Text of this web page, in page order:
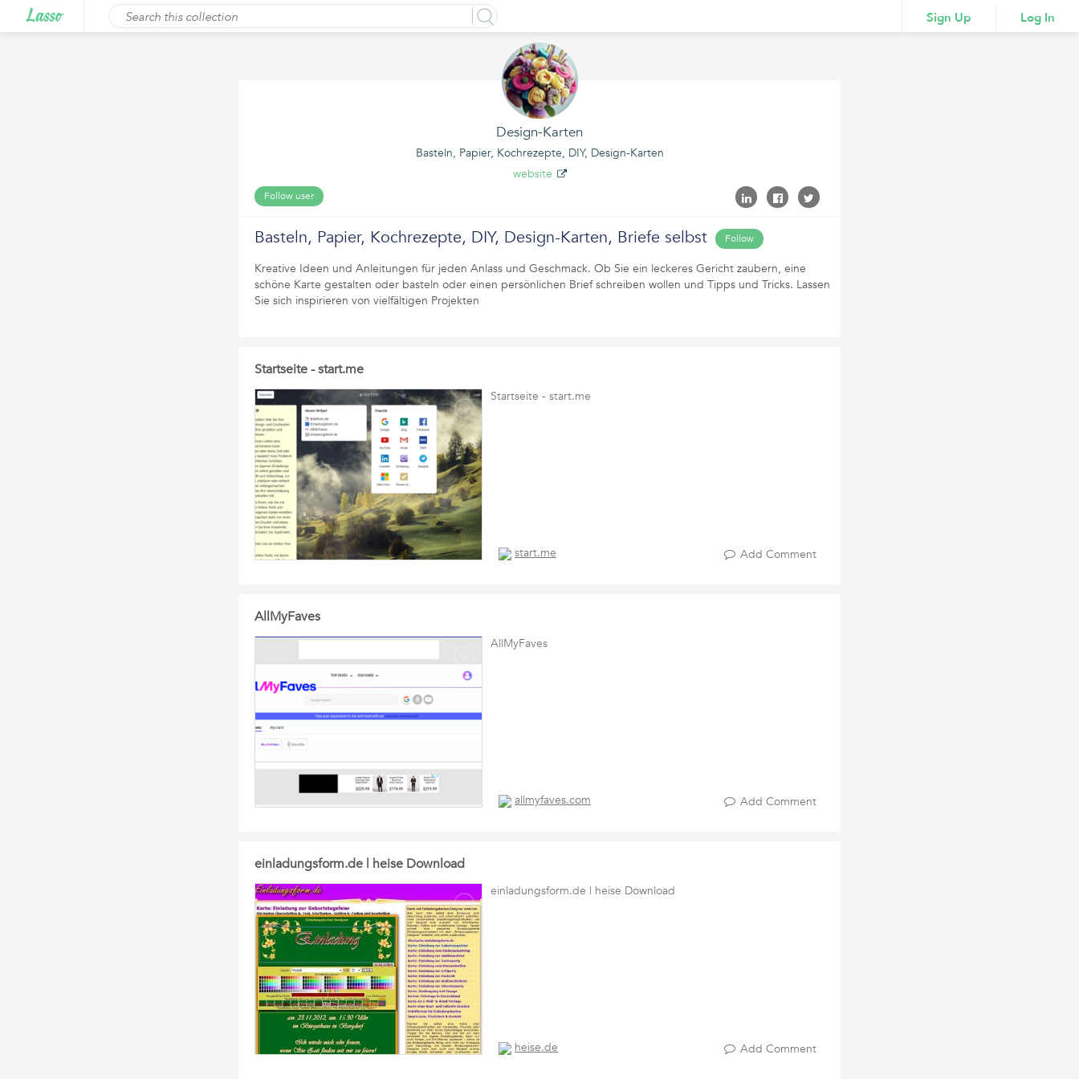
Sign Up Log In
Design-Karten
Basteln, Papier, Kochrezepte, DIY, Design-Karten
website
Follow user
Basteln, Papier, Kochrezepte, DIY, Design-Karten, Briefe selbst Follow
Kreative Ideen und Anleitungen für jeden Anlass und Geschmack. Ob Sie ein leckeres Gericht zaubern, eine
schöne Karte gestalten oder basteln oder einen persönlichen Brief schreiben wollen und Tipps und Tricks. Lassen
Sie sich inspirieren von vielfältigen Projekten
Startseite - start.me
Startseite - start.me
start.me Add Comment
AllMyFaves
AllMyFaves
allmyfaves.com Add Comment
einladungsform.de | heise Download
einladungsform.de | heise Download
heise.de Add Comment